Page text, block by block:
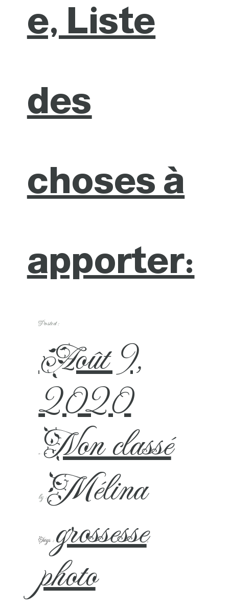
e, Liste
des
choses à
apporter:
Posted :
Août 9,
2020
in : Non classé
by :Mélina
Tags :grossesse,
photo